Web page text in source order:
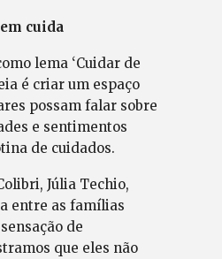
cuida
lema ‘Cuidar de
é criar um espaço
possam falar sobre
e sentimentos
de cuidados.
Júlia Techio,
entre as famílias
de
que eles não